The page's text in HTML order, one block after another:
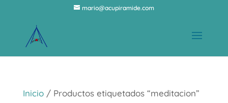
mario@acupiramide.com
Inicio/ Productos etiquetados “meditacion”